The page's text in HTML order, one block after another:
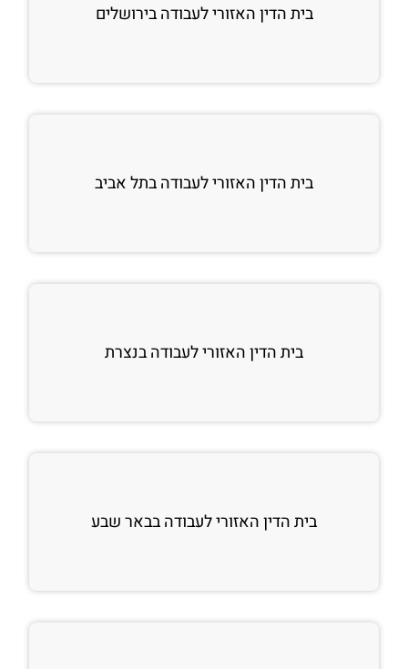
בית הדין האזורי לעבודה בירושלים
בית הדין האזורי לעבודה בתל אביב
בית הדין האזורי לעבודה בנצרת
בית הדין האזורי לעבודה בבאר שבע